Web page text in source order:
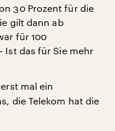
30 Prozent für die
gilt dann ab
für 100
Ist das für Sie mehr
mal ein
die Telekom hat die